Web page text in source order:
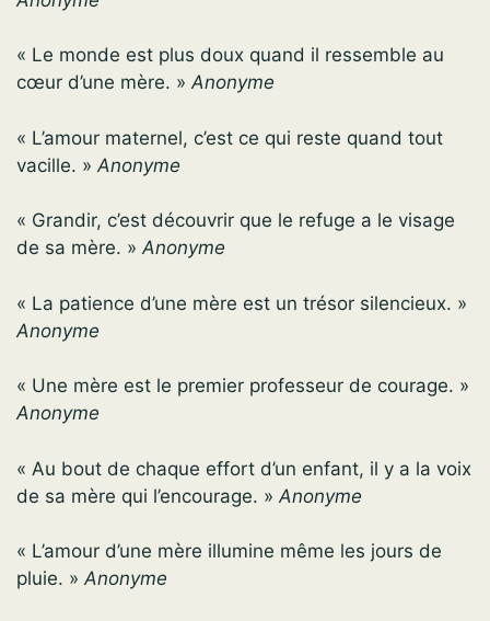
« Le monde est plus doux quand il ressemble au
cœur d’une mère. »Anonyme
« L’amour maternel, c’est ce qui reste quand tout
vacille. » Anonyme
« Grandir, c’est découvrir que le refuge a le visage
de sa mère. »Anonyme
« La patience d’une mère est un trésor silencieux. »
Anonyme
« Une mère est le premier professeur de courage. »
Anonyme
« Au bout de chaque effort d’un enfant, il y a la voix
de sa mère qui l’encourage. » Anonyme
« L’amour d’une mère illumine même les jours de
pluie. »Anonyme